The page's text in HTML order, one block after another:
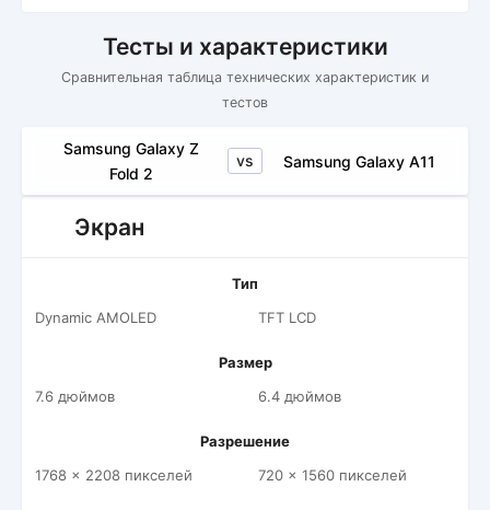
Тесты и характеристики
Сравнительная таблица технических характеристик и
тестов
Samsung Galaxy Z
Fold 2
vs Samsung Galaxy A11
Экран
Тип
Dynamic AMOLED
TFT LCD
Размер
7.6 дюймов
6.4 дюймов
Разрешение
1768 x 2208 пикселей
720 x 1560 пикселей